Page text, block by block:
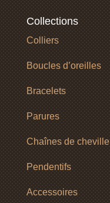
Collections
Colliers
Boucles d’oreilles
Bracelets
Parures
Chaînes de cheville
Pendentifs
Accessoires